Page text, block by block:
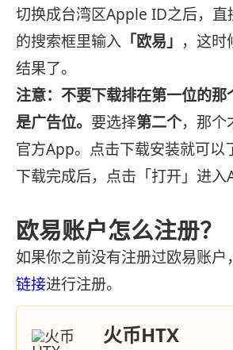
切换成台湾区Apple ID之后，
的搜索框里输入 「欧易」 ，这时
结果了。
注意：不要下载排在第一位的那
是广告位。 要选择第二个，那个
官方App。点击下载安装就可以
下载完成后，点击「打开」进入
欧易账户怎么注册？
如果你之前没有注册过欧易账户
链接进行注册。
火币HTX